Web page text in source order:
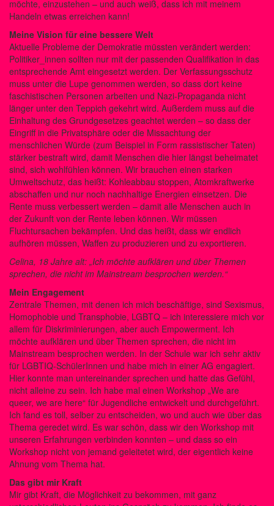
möchte, einzustehen – und auch weiß, dass ich mit meinem
Handeln etwas erreichen kann!
Meine Vision für eine bessere Welt
Aktuelle Probleme der Demokratie müssten verändert werden:
Politiker_innen sollten nur mit der passenden Qualifikation in das
entsprechende Amt eingesetzt werden. Der Verfassungsschutz
muss unter die Lupe genommen werden, so dass dort keine
faschistischen Personen arbeiten und Nazi-Propaganda nicht
länger unter den Teppich gekehrt wird. Außerdem muss auf die
Einhaltung des Grundgesetzes geachtet werden – so dass der
Eingriff in die Privatsphäre oder die Missachtung der
menschlichen Würde (zum Beispiel in Form rassistischer Taten)
stärker bestraft wird, damit Menschen die hier längst beheimatet
sind, sich wohlfühlen können. Wir brauchen einen starken
Umweltschutz, das heißt: Kohleabbau stoppen, Atomkraftwerke
abschaffen und nur noch nachhaltige Energien einsetzen. Die
Rente muss verbessert werden – damit alle Menschen auch in
der Zukunft von der Rente leben können. Wir müssen
Fluchtursachen bekämpfen. Und das heißt, dass wir endlich
aufhören müssen, Waffen zu produzieren und zu exportieren.
Celina, 18 Jahre alt: „Ich möchte aufklären und über Themen
sprechen, die nicht im Mainstream besprochen werden.“
Mein Engagement
Zentrale Themen, mit denen ich mich beschäftige, sind Sexismus,
Homophobie und Transphobie, LGBTQ – ich interessiere mich vor
allem für Diskriminierungen, aber auch Empowerment. Ich
möchte aufklären und über Themen sprechen, die nicht im
Mainstream besprochen werden. In der Schule war ich sehr aktiv
für LGBTIQ-SchülerInnen und habe mich in einer AG engagiert.
Hier konnte man untereinander sprechen und hatte das Gefühl,
nicht alleine zu sein. Ich habe mal einen Workshop „We are
queer, we are here“ für Jugendliche entwickelt und durchgeführt.
Ich fand es toll, selber zu entscheiden, wo und auch wie über das
Thema geredet wird. Es war schön, dass wir den Workshop mit
unseren Erfahrungen verbinden konnten – und dass so ein
Workshop nicht von jemand geleitetet wird, der eigentlich keine
Ahnung vom Thema hat.
Das gibt mir Kraft
Mir gibt Kraft, die Möglichkeit zu bekommen, mit ganz